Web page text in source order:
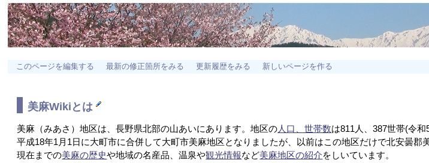
このページを編集する 最新の修正箇所をみる 更新履歴をみる 新しいページを作る
美麻Wikiとは
美麻（みあさ）地区は、長野県北部の山あいにあります。地区の人口、世帯数は811人、387世帯(令和
平成18年1月1日に大町市に合併して大町市美麻地区となりましたが、以前はこの地区だけで北安曇郡
現在までの美麻の歴史や地域の名産品、温泉や観光情報など美麻地区の紹介をしいています。